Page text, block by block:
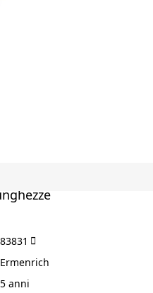
83831
Ermenrich
5 anni